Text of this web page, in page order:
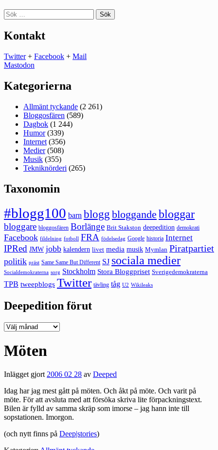
Sök
efter:
Kontakt
Twitter+ Facebook + Mail
Mastodon
Kategorierna
Allmänt tyckande (2 261)
Bloggosfären (589)
Dagbok (1 244)
Humor(339)
Internet (356)
Medier(508)
Musik (355)
Tekniknörderi (265)
Taxonomin
#blogg100 barn blogg bloggande bloggar
bloggare bloggosfären Borlänge Brit Stakston deepedition demokrati
Facebook fildelning fotboll FRA födelsedag Google historia Internet
IPRed JMW jobb kalendern livet media musik Mymlan Piratpartiet
politik präst Same Same But Different SJ sociala medier
Socialdemokraterna sorg Stockholm Stora Bloggpriset Sverigedemokraterna
TPB tweepblogs Twitter tävling tåg U2 Wikileaks
Deepedition förut
Deepedition
Möten
Inlägget gjort2006 02 28 av Deeped
Idag har jag mest gått på möten. Och åkt på möte. Och varit på
möte. För att avsluta med att försöka skriva lite förpackningstext.
Bilen är fylld av samma skräp som imorse – jag hann inte till
sopstationen. Imorgon.
(och nytt finns på Deep|stories)